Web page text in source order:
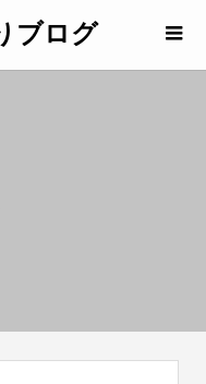
ブログ